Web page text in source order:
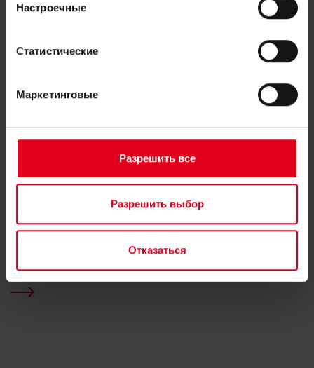
Настроечные
Статистические
Маркетинговые
Разрешить все
Разрешить выбор
Отказаться